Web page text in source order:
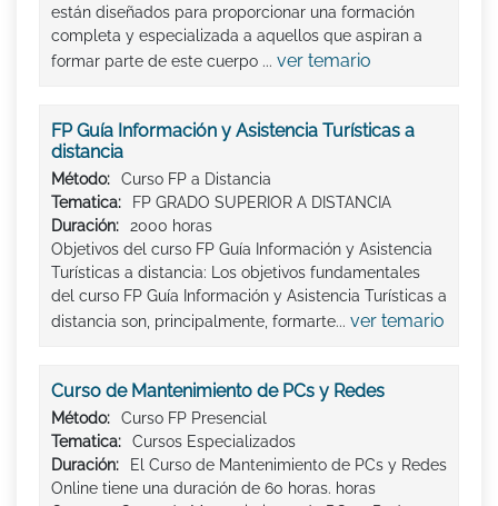
están diseñados para proporcionar una formación
completa y especializada a aquellos que aspiran a
formar parte de este cuerpo ... ver temario
FP Guía Información y Asistencia Turísticas a
distancia
Método:
Curso FP a Distancia
Tematica:
FP GRADO SUPERIOR A DISTANCIA
Duración:
2000 horas
Objetivos del curso FP Guía Información y Asistencia
Turísticas a distancia: Los objetivos fundamentales
del curso FP Guía Información y Asistencia Turísticas a
distancia son, principalmente, formarte... ver temario
Curso de Mantenimiento de PCs y Redes
Método:
Curso FP Presencial
Tematica:
Cursos Especializados
Duración:
El Curso de Mantenimiento de PCs y Redes
Online tiene una duración de 60 horas. horas